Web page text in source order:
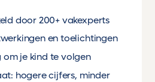
door 200+ vakexperts
en toelichtingen
je kind te volgen
hogere cijfers, minder